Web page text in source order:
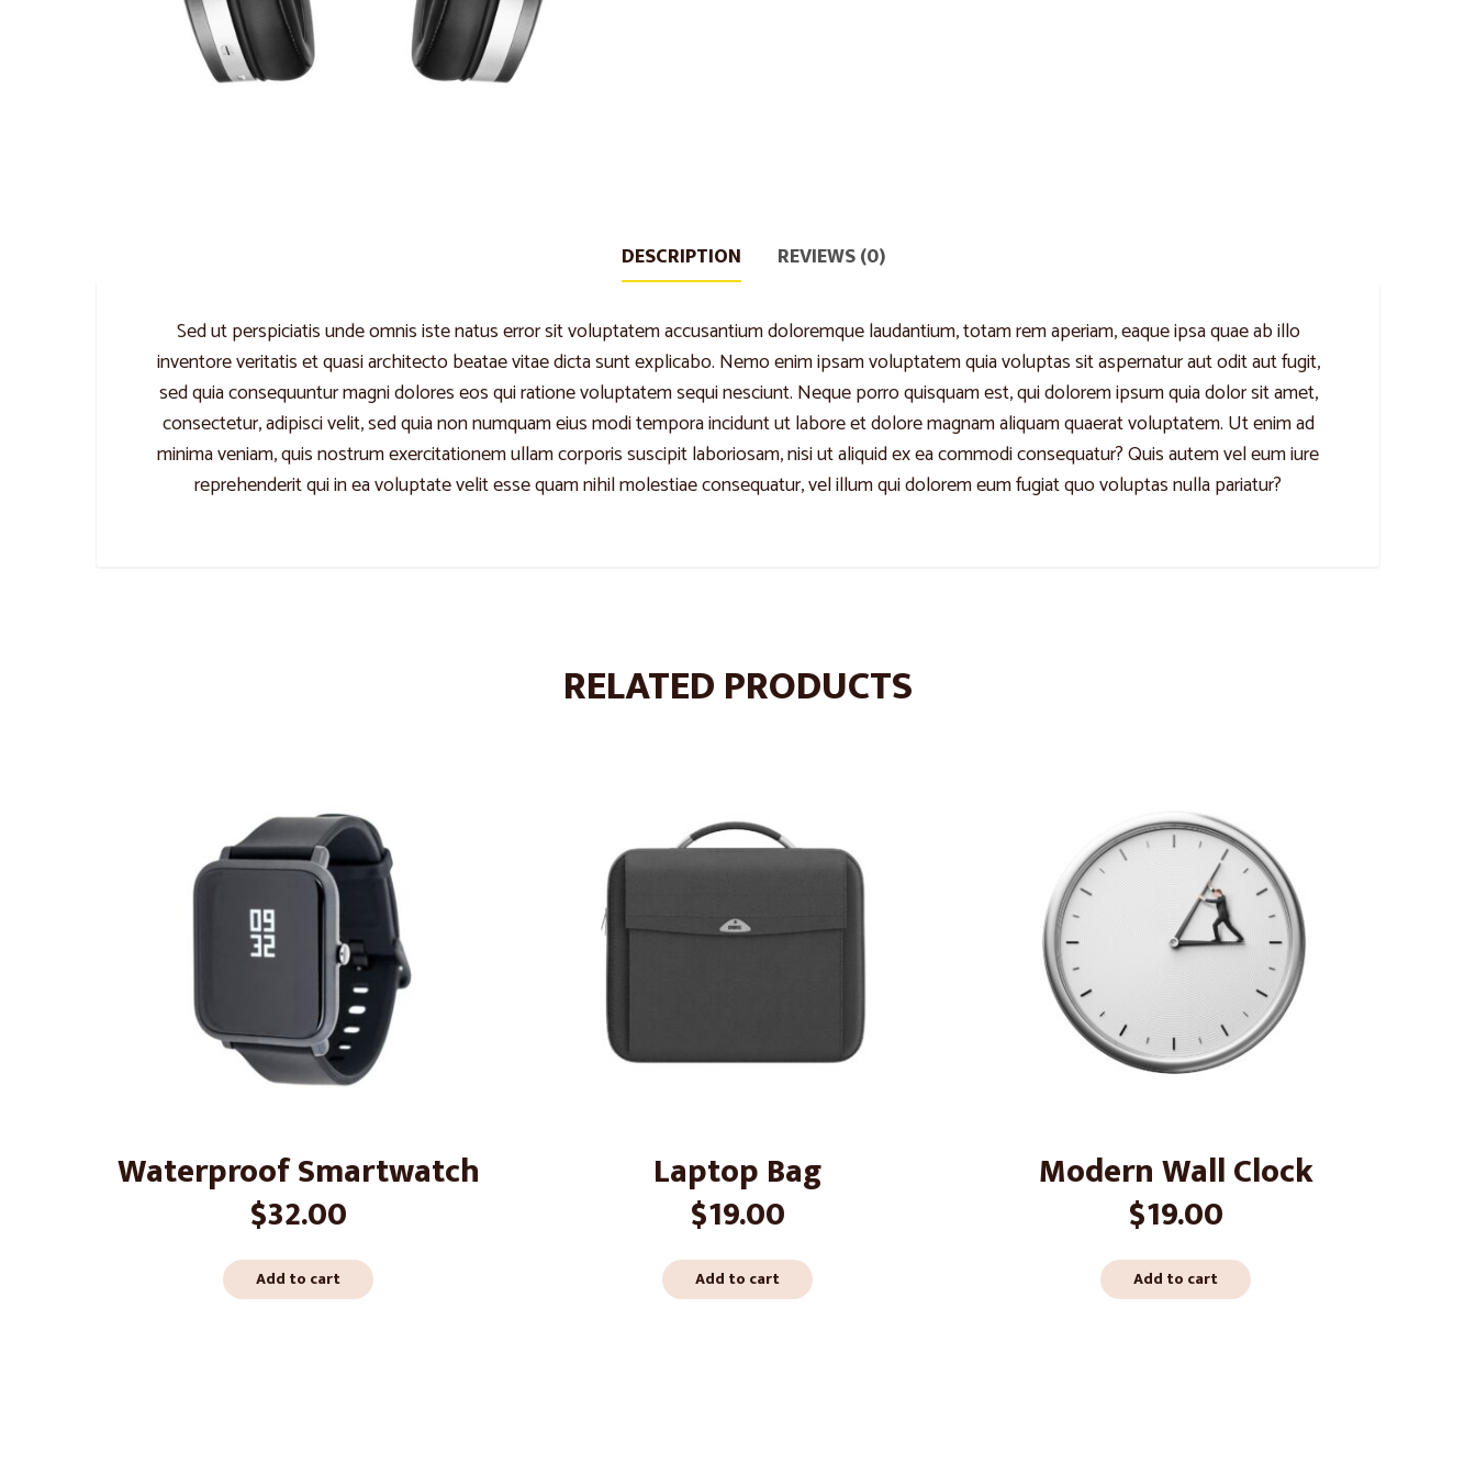
DESCRIPTION REVIEWS (0)
Sed ut perspiciatis unde omnis iste natus error sit voluptatem accusantium doloremque laudantium, totam rem aperiam, eaque ipsa quae ab illo
inventore veritatis et quasi architecto beatae vitae dicta sunt explicabo. Nemo enim ipsam voluptatem quia voluptas sit aspernatur aut odit aut fugit,
sed quia consequuntur magni dolores eos qui ratione voluptatem sequi nesciunt. Neque porro quisquam est, qui dolorem ipsum quia dolor sit amet,
consectetur, adipisci velit, sed quia non numquam eius modi tempora incidunt ut labore et dolore magnam aliquam quaerat voluptatem. Ut enim ad
minima veniam, quis nostrum exercitationem ullam corporis suscipit laboriosam, nisi ut aliquid ex ea commodi consequatur? Quis autem vel eum iure
reprehenderit qui in ea voluptate velit esse quam nihil molestiae consequatur, vel illum qui dolorem eum fugiat quo voluptas nulla pariatur?
RELATED PRODUCTS
Waterproof Smartwatch
$32.00
Add to cart
Laptop Bag
$19.00
Add to cart
Modern Wall Clock
$19.00
Add to cart